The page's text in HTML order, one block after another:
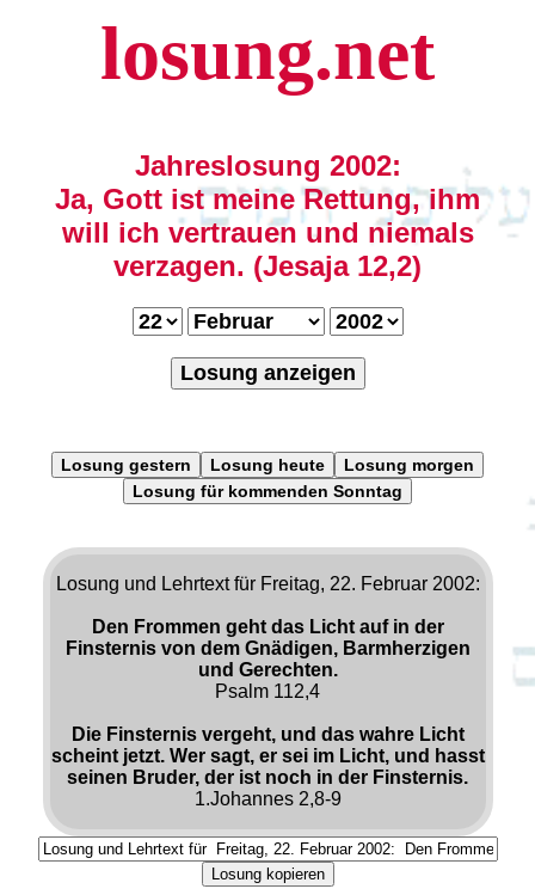
losung.net
Jahreslosung 2002:
Ja, Gott ist meine Rettung, ihm
will ich vertrauen und niemals
verzagen. (Jesaja 12,2)
Losung anzeigen
Losung gestern Losung heute
Losung morgen
Losung für kommenden Sonntag
Losung und Lehrtext für Freitag, 22. Februar 2002:
Den Frommen geht das Licht auf in der
Finsternis von dem Gnädigen, Barmherzigen
und Gerechten.
Psalm 112,4
Die Finsternis vergeht, und das wahre Licht
scheint jetzt. Wer sagt, er sei im Licht, und hasst
seinen Bruder, der ist noch in der Finsternis.
1.Johannes 2,8-9
Losung kopieren